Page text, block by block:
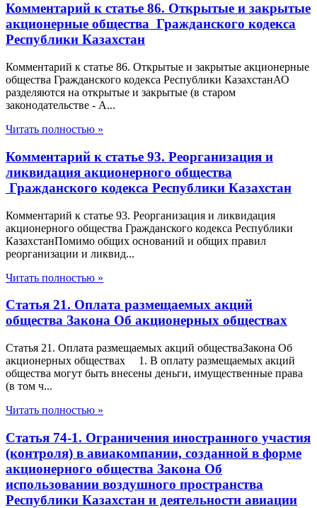
Комментарий к статье 86. Открытые и закрытые
акционерные общества Гражданского кодекса
Республики Казахстан
Комментарий к статье 86. Открытые и закрытые акционерные
общества Гражданского кодекса Республики КазахстанАО
разделяются на открытые и закрытые (в старом
законодательстве - А...
Читать полностью »
Комментарий к статье 93. Реорганизация и
ликвидация акционерного общества
Гражданского кодекса Республики Казахстан
Комментарий к статье 93. Реорганизация и ликвидация
акционерного общества Гражданского кодекса Республики
КазахстанПомимо общих оснований и общих правил
реорганизации и ликвид...
Читать полностью »
Статья 21. Оплата размещаемых акций
общества Закона Об акционерных обществах
Статья 21. Оплата размещаемых акций обществаЗакона Об
акционерных обществах 1. В оплату размещаемых акций
общества могут быть внесены деньги, имущественные права
(в том ч...
Читать полностью »
Статья 74-1. Ограничения иностранного участия
(контроля) в авиакомпании, созданной в форме
акционерного общества Закона Об
использовании воздушного пространства
Республики Казахстан и деятельности авиации